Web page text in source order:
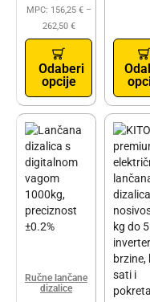
MPC: 156,25 €–
262,50 €
Odaberi
opcije
Ručne lančane
dizalice